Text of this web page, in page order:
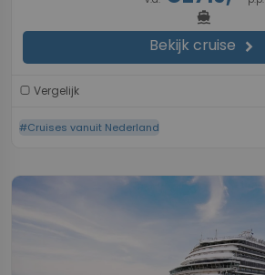
directions_boat
Bekijk cruise chevron_right
Vergelijk
#Cruises vanuit Nederland